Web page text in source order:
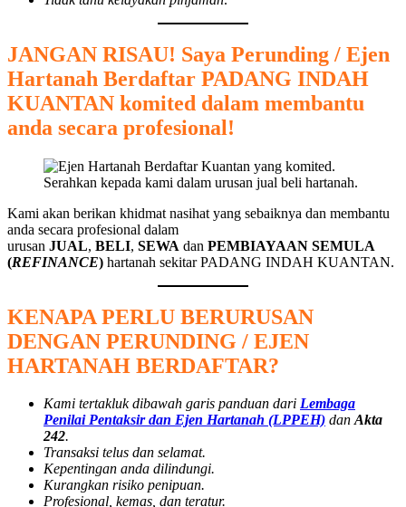
JANGAN RISAU! Saya Perunding / Ejen
Hartanah Berdaftar PADANG INDAH
KUANTAN komited dalam membantu
anda secara profesional!
Serahkan kepada kami dalam urusan jual beli hartanah.
Kami akan berikan khidmat nasihat yang sebaiknya dan membantu
anda secara profesional dalam
urusan JUAL, BELI, SEWA dan PEMBIAYAAN SEMULA
(REFINANCE) hartanah sekitar PADANG INDAH KUANTAN.
KENAPA PERLU BERURUSAN
DENGAN PERUNDING / EJEN
HARTANAH BERDAFTAR?
Kami tertakluk dibawah garis panduan dari Lembaga
Penilai Pentaksir dan Ejen Hartanah (LPPEH) danAkta
242.
Transaksi telus dan selamat.
Kepentingan anda dilindungi.
Kurangkan risiko penipuan.
Profesional, kemas, dan teratur.